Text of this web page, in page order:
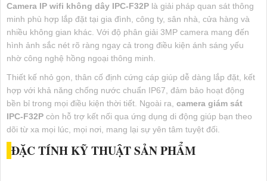
Camera IP wifi không dây IPC-F32P là giải pháp quan sát thông
minh phù hợp lắp đặt tại gia đình, công ty, sân nhà, cửa hàng và
nhiều không gian khác. Với độ phân giải 3MP camera mang đến
hình ảnh sắc nét rõ ràng ngay cả trong điều kiện ánh sáng yếu
nhờ công nghệ hồng ngoại thông minh.
Thiết kế nhỏ gọn, thân cố định cứng cáp giúp dễ dàng lắp đặt, kết
hợp với khả năng chống nước chuẩn IP67, đảm bảo hoạt động
bền bỉ trong mọi điều kiện thời tiết. Ngoài ra, camera giám sát
IPC-F32P còn hỗ trợ kết nối qua ứng dụng di động giúp bạn theo
dõi từ xa mọi lúc, mọi nơi, mang lại sự yên tâm tuyệt đối.
ĐẶC TÍNH KỸ THUẬT SẢN PHẨM